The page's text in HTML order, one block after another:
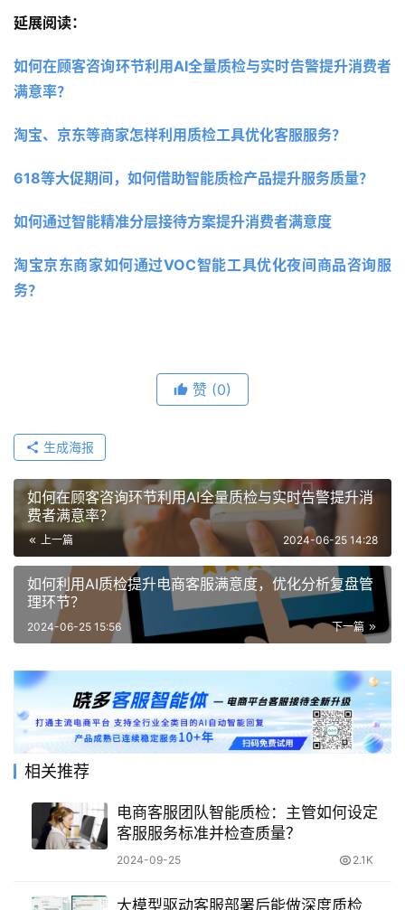
延展阅读：
如何在顾客咨询环节利用AI全量质检与实时告警提升消费者
满意率？
淘宝、京东等商家怎样利用质检工具优化客服服务？
618等大促期间，如何借助智能质检产品提升服务质量？
如何通过智能精准分层接待方案提升消费者满意度
淘宝京东商家如何通过VOC智能工具优化夜间商品咨询服
务？
赞 (0)
生成海报
如何在顾客咨询环节利用AI全量质检与实时告警提升消
费者满意率？
上一篇 2024-06-25 14:28
如何利用AI质检提升电商客服满意度，优化分析复盘管
理环节？
下一篇
2024-06-25 15:56
相关推荐
电商客服团队智能质检：主管如何设定
客服服务标准并检查质量？
2024-09-25 2.1K
大模型驱动客服部署后能做深度质检